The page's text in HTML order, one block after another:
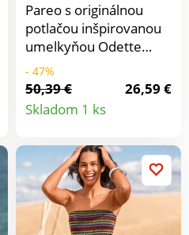
Pareo s originálnou
potlačou inšpirovanou
umelkyňou Odette
Lepeltier oceníte nielen
na pláži. Vo veľkých
rozmeroch. Exkluzívna
kolekcia Odette
rozmery ľahko
zaviažete. Odette
Lepeltier, umelkyňa
narodená v Paríži v
roku 1914, študovala
- 47%
50,39 €
26,59 €
Skladom 1 ks
Detail